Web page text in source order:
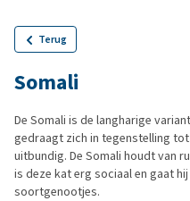
Terug
Somali
De Somali is de langharige
gedraagt zich in tegenstelling
uitbundig. De Somali houdt van
is deze kat erg sociaal en gaat
soortgenootjes.